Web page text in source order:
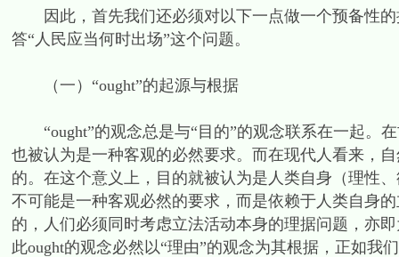
因此，首先我们还必须对以下一点做一个预备性的
答“人民应当何时出场”这个问题。
（一）“ought”的起源与根据
“ought”的观念总是与“目的”的观念联系在一起。
也被认为是一种客观的必然要求。而在现代人看来，
的。在这个意义上，目的就被认为是人类自身（理性
不可能是一种客观必然的要求，而是依赖于人类自身
的，人们必须同时考虑立法活动本身的理据问题，亦
此ought的观念必然以“理由”的观念为其根据，正如